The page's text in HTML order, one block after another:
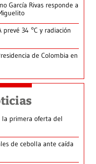
García Rivas responde a
34 °C y radiación
de Colombia en
la primera oferta del
de cebolla ante caída